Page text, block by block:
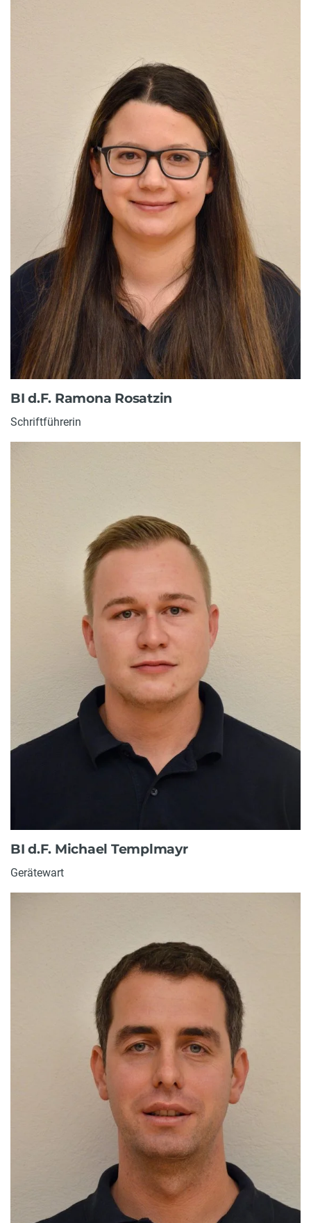
BI d.F. Ramona Rosatzin
Schriftführerin
BI d.F. Michael Templmayr
Gerätewart